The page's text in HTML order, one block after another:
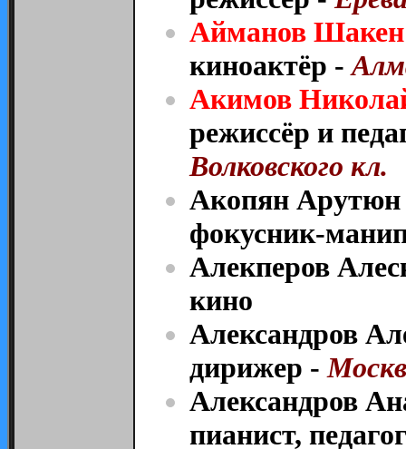
Айманов Шакен
киноактёр -
Акимов
режиссёр и
Волковского кл.
Акопян Арутюн
фокусник-
Алекперов
кино
Александров
дирижер -
Александров
пианист,